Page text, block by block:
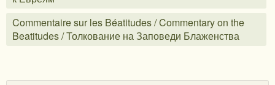
Commentaire sur les Béatitudes / Commentary on the
Beatitudes / Толкование на Заповеди Блаженства